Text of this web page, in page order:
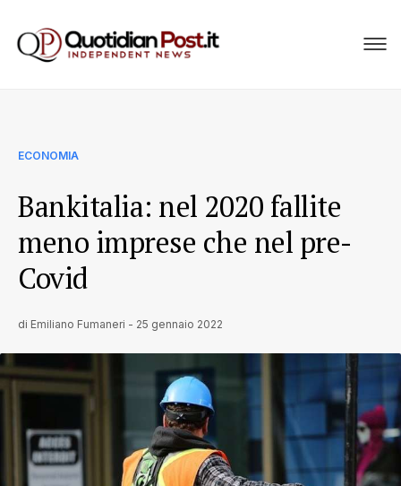
ECONOMIA
Bankitalia: nel 2020 fallite
meno imprese che nel pre-
Covid
di Emiliano Fumaneri - 25 gennaio 2022